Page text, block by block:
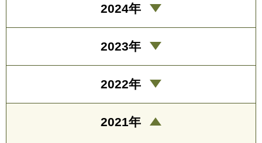
2024年
2023年
2022年
2021年